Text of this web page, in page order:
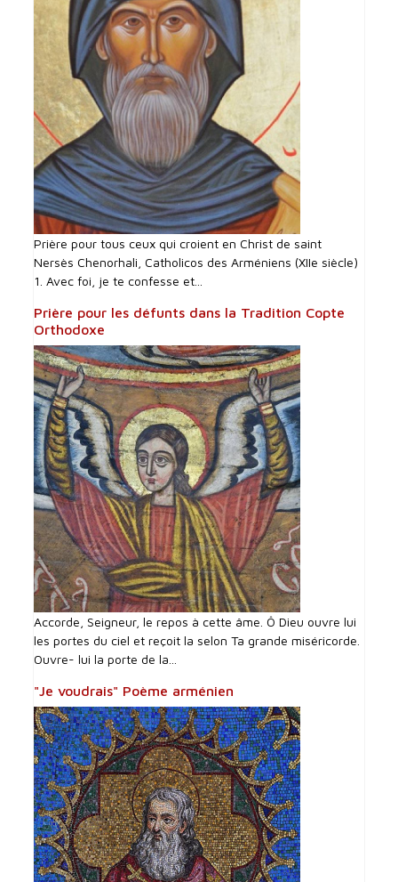
Prière pour tous ceux qui croient en Christ de saint
Nersès Chenorhali, Catholicos des Arméniens (XIIe siècle)
1. Avec foi, je te confesse et...
Prière pour les défunts dans la Tradition Copte
Orthodoxe
Accorde, Seigneur, le repos à cette âme. Ô Dieu ouvre lui
les portes du ciel et reçoit la selon Ta grande miséricorde.
Ouvre- lui la porte de la...
"Je voudrais" Poème arménien